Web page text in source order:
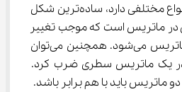
است. فرایند ضرب هم انواع مختلفی دارد، ساده‌ترین شکل
ماتریس است که موجب تغییر
تمامی اعداد درایه‌های ماتریس می‌شود. همچنین می‌توان
یک ماتریس سطری ضرب کرد.